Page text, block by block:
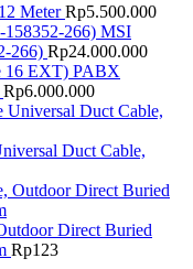
Meter Rp5.500.000
MSI
266) Rp24.000.000
PABX
Rp6.000.000
Duct Cable,
Direct Buried
Rp123